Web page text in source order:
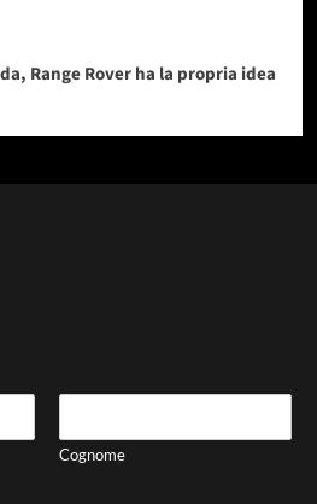
Range Rover ha la propria idea
Cognome